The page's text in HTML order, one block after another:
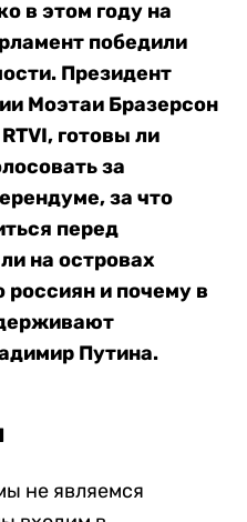
в этом году на
победили
Президент
Моэтаи Бразерсон
готовы ли
за
за что
перед
на островах
и почему в
Путина.
не являемся